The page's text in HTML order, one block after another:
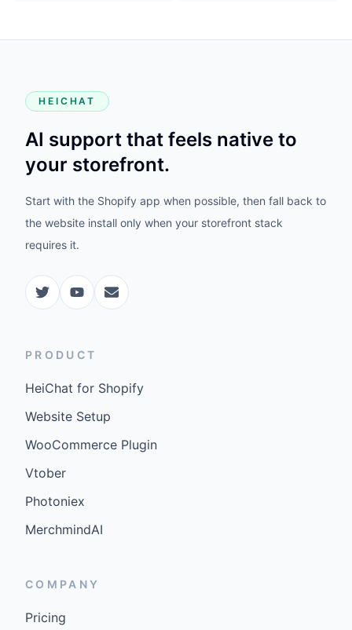
HEICHAT
AI support that feels native to
your storefront.
Start with the Shopify app when possible, then fall back to
the website install only when your storefront stack
requires it.
PRODUCT
HeiChat for Shopify
Website Setup
WooCommerce Plugin
Vtober
Photoniex
MerchmindAI
COMPANY
Pricing